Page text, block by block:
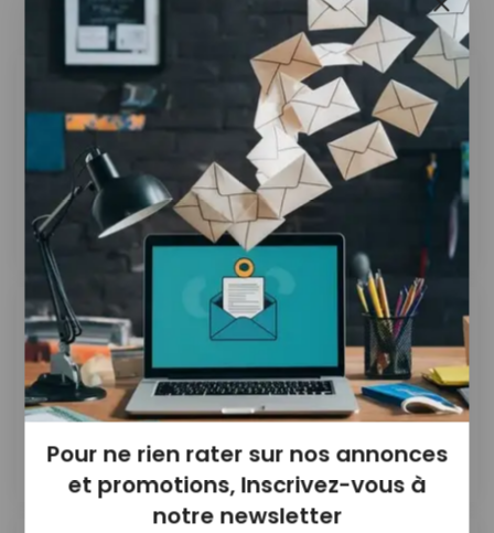
Pas de Revenus
Pas de direction
Pour ne rien rater sur nos annonces
et promotions, Inscrivez-vous à
notre newsletter